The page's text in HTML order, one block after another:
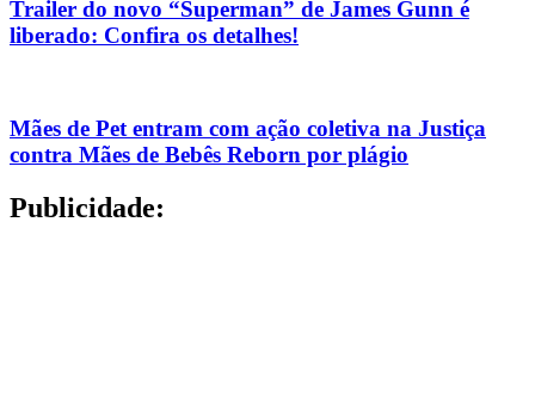
Trailer do novo “Superman” de James Gunn é
liberado: Confira os detalhes!
Mães de Pet entram com ação coletiva na Justiça
contra Mães de Bebês Reborn por plágio
Publicidade: